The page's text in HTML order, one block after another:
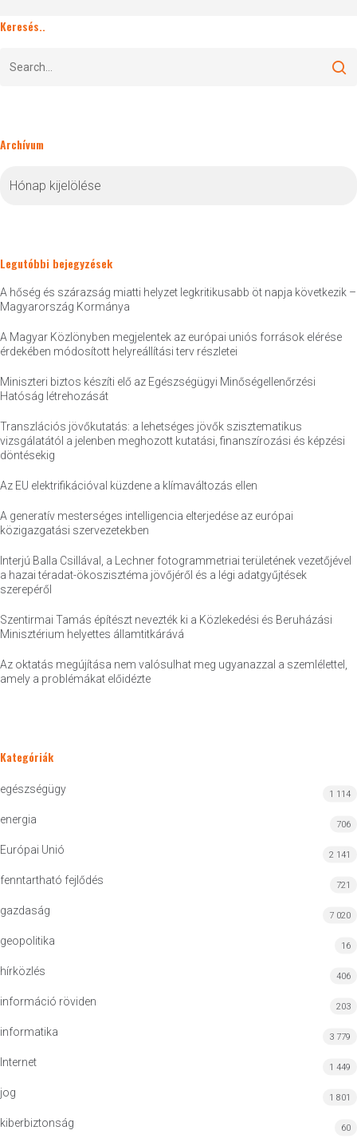
Keresés..
Archívum
Legutóbbi bejegyzések
A hőség és szárazság miatti helyzet legkritikusabb öt napja következik –
Magyarország Kormánya
A Magyar Közlönyben megjelentek az európai uniós források elérése
érdekében módosított helyreállítási terv részletei
Miniszteri biztos készíti elő az Egészségügyi Minőségellenőrzési
Hatóság létrehozását
Transzlációs jövőkutatás: a lehetséges jövők szisztematikus
vizsgálatától a jelenben meghozott kutatási, finanszírozási és képzési
döntésekig
Az EU elektrifikációval küzdene a klímaváltozás ellen
A generatív mesterséges intelligencia elterjedése az európai
közigazgatási szervezetekben
Interjú Balla Csillával, a Lechner fotogrammetriai területének vezetőjével
a hazai téradat-ökoszisztéma jövőjéről és a légi adatgyűjtések
szerepéről
Szentirmai Tamás építészt nevezték ki a Közlekedési és Beruházási
Minisztérium helyettes államtitkárává
Az oktatás megújítása nem valósulhat meg ugyanazzal a szemlélettel,
amely a problémákat előidézte
Kategóriák
egészségügy 1 114
energia 706
Európai Unió 2 141
fenntartható fejlődés 721
gazdaság 7 020
geopolitika 16
hírközlés 406
információ röviden 203
informatika 3 779
Internet 1 449
jog 1 801
kiberbiztonság 60